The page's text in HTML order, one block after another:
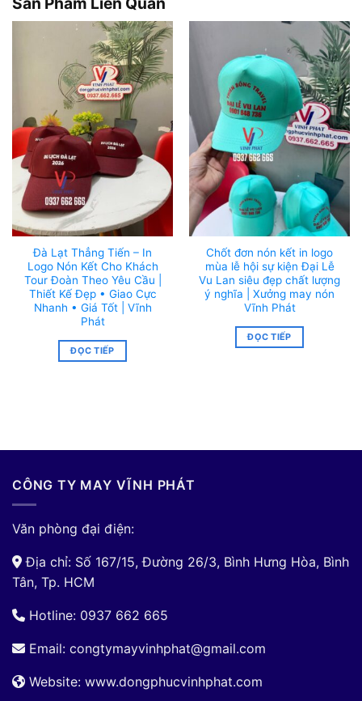
Đà Lạt Thẳng Tiến – In
Logo Nón Kết Cho Khách
Tour Đoàn Theo Yêu Cầu |
Thiết Kế Đẹp • Giao Cực
Nhanh • Giá Tốt | Vĩnh
Phát
ĐỌC TIẾP
Chốt đơn nón kết in logo
mùa lễ hội sự kiện Đại Lễ
Vu Lan siêu đẹp chất lượng
ý nghĩa | Xưởng may nón
Vĩnh Phát
ĐỌC TIẾP
CÔNG TY MAY VĨNH PHÁT
Văn phòng đại điện:
Địa chỉ: Số 167/15, Đường 26/3, Bình Hưng Hòa, Bình
Tân, Tp. HCM
Hotline: 0937 662 665
Email: congtymayvinhphat@gmail.com
Website: www.dongphucvinhphat.com